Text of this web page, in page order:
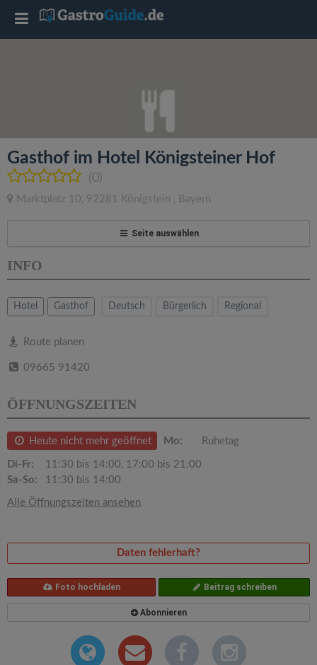
Gasthof im Hotel Königsteiner Hof
(0)
Marktplatz 10, 92281 Königstein , Bayern
Seite auswählen
INFO
Hotel Gasthof Deutsch Bürgerlich Regional
Route planen
09665 91420
ÖFFNUNGSZEITEN
Heute nicht mehr geöffnet Mo: Ruhetag
Di-Fr:
11:30 bis 14:00, 17:00 bis 21:00
Sa-So:
11:30 bis 14:00
Alle Öffnungszeiten ansehen
Daten fehlerhaft?
Foto hochladen Beitrag schreiben
Abonnieren
T
l
e
a
v
a
t
i
o
n